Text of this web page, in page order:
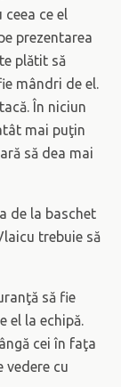
ce el
prezentarea
plătit să
mândri de el.
În niciun
mai puţin
să dea mai
de la baschet
trebuie să
să fie
el la echipă.
cei în faţa
vedere cu